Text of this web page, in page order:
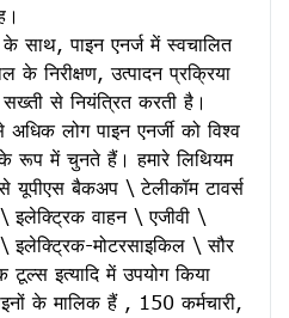
साथ, पाइन एनर्ज में स्वचालित
निरीक्षण, उत्पादन प्रक्रिया
सख्ती से नियंत्रित करती है।
लोग पाइन एनर्जी को विश्व
के रूप में चुनते हैं। हमारे लिथियम
यूपीएस बैकअप \ टेलीकॉम टावर्स
इलेक्ट्रिक वाहन \ एजीवी \
इलेक्ट्रिक-मोटरसाइकिल \ सौर
इत्यादि में उपयोग किया
के मालिक हैं , 150 कर्मचारी,